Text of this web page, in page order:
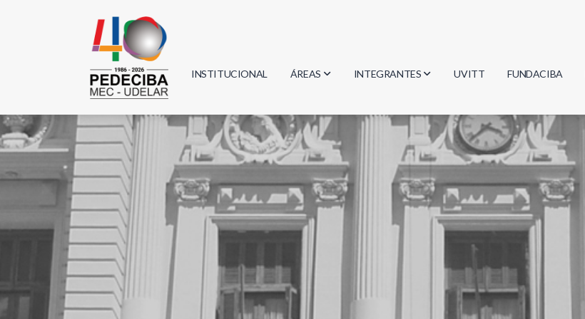
INSTITUCIONAL ÁREAS
Biología
Física
Geociencias
Informática
Matemática
INTEGRANTES
Investigadores
Estudiantes
Egresados
UVITT FUNDACIBA